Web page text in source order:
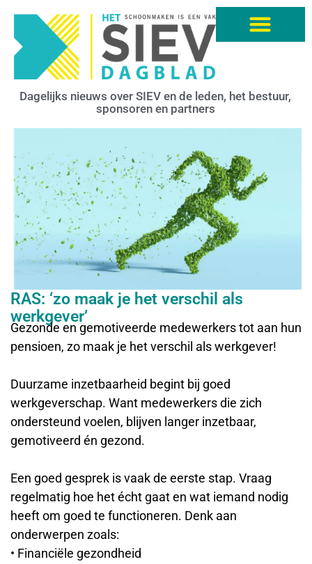
Dagelijks nieuws over SIEV en de leden, het bestuur,
sponsoren en partners
RAS: ‘zo maak je het verschil als
werkgever’
Gezonde en gemotiveerde medewerkers tot aan hun
pensioen, zo maak je het verschil als werkgever!
Duurzame inzetbaarheid begint bij goed
werkgeverschap. Want medewerkers die zich
ondersteund voelen, blijven langer inzetbaar,
gemotiveerd én gezond.
Een goed gesprek is vaak de eerste stap. Vraag
regelmatig hoe het écht gaat en wat iemand nodig
heeft om goed te functioneren. Denk aan
onderwerpen zoals:
• Financiële gezondheid